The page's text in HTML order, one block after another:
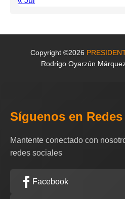
Copyright ©2026
Rodrigo Oyarzún
Síguenos en
Mantente conectado con
redes sociales
Facebook